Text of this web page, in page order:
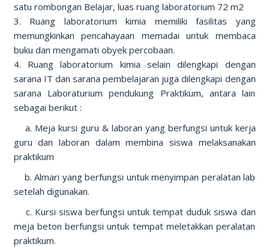
satu rombongan Belajar, luas ruang laboratorium 72 m2
3. Ruang laboratorium kimia memiliki fasilitas yang
memungkinkan pencahayaan memadai untuk membaca
buku dan mengamati obyek percobaan.
4. Ruang laboratorium kimia selain dilengkapi dengan
sarana IT dan sarana pembelajaran juga dilengkapi dengan
sarana Laboraturium pendukung Praktikum, antara lain
sebagai berikut :
a. Meja kursi guru & laboran yang berfungsi untuk kerja
guru dan laboran dalam membina siswa melaksanakan
praktikum
b. Almari yang berfungsi untuk menyimpan peralatan lab
setelah digunakan.
c. Kursi siswa berfungsi untuk tempat duduk siswa dan
meja beton berfungsi untuk tempat meletakkan peralatan
praktikum.